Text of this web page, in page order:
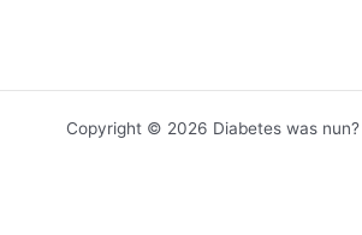
Copyright © 2026 Diabetes was nun?